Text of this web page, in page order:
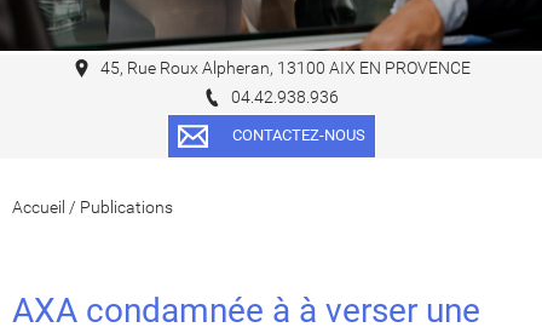
45, Rue Roux Alpheran, 13100 AIX EN PROVENCE
04.42.938.936
CONTACTEZ-NOUS
Accueil / Publications
AXA condamnée à à verser une